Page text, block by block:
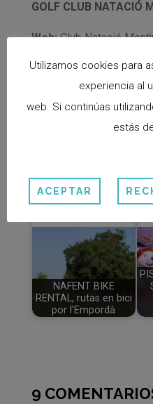
GOLF CLUB NATACIÓ
Web:Club Natació
ENTRADAS
Las mejores piscinas
de Barcelona
NAFENT BIKE
RENTAL, rutas en bici
por l'Empordà
9
Utilizamos cookies para
experiencia al
web. Si continúas
estás
ACEPTAR